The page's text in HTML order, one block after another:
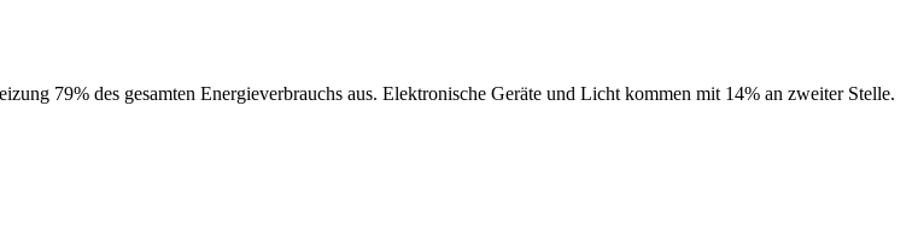
79% des gesamten Energieverbrauchs aus. Elektronische Geräte und Licht kommen mit 14% an zweiter Stelle.